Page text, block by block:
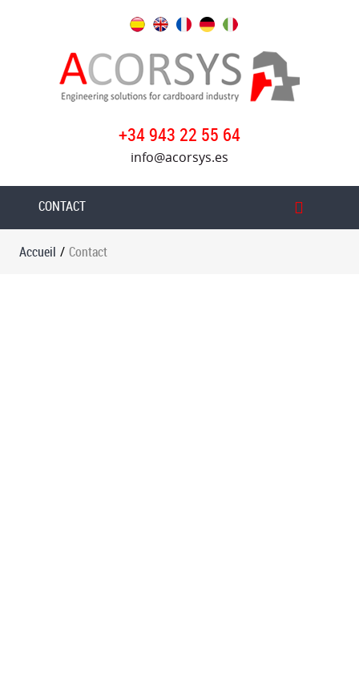
+34 943 22 55 64
info@acorsys.es
CONTACT
services
Oversys
groupe
Accueil / Contact